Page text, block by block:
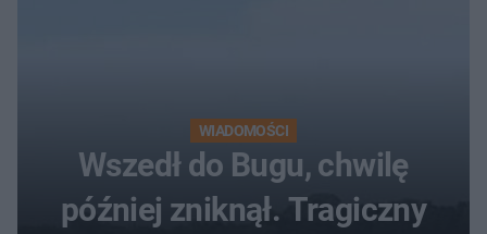
WIADOMOŚCI
Wszedł do Bugu, chwilę
później zniknął. Tragiczny